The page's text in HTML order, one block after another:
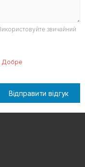
звичайний
Добре
Відправити відгук